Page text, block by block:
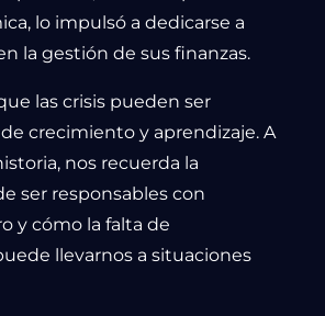
lo impulsó a dedicarse a
la gestión de sus finanzas.
las crisis pueden ser
crecimiento y aprendizaje. A
nos recuerda la
ser responsables con
y cómo la falta de
llevarnos a situaciones